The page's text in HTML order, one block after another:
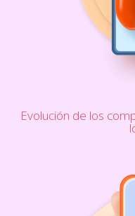
Evolución de los